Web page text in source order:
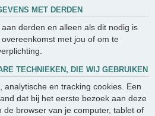
MET DERDEN
derden en alleen als dit nodig is
met jou of om te
TECHNIEKEN, DIE WIJ GEBRUIKEN
analytische en tracking cookies. Een
dat bij het eerste bezoek aan deze
de browser van je computer, tablet of